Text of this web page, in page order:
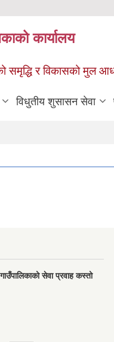
कार्यालय
समृद्धि र विकासको मुल
विधुतीय शुसासन सेवा
सेवा प्रवाह कस्तो